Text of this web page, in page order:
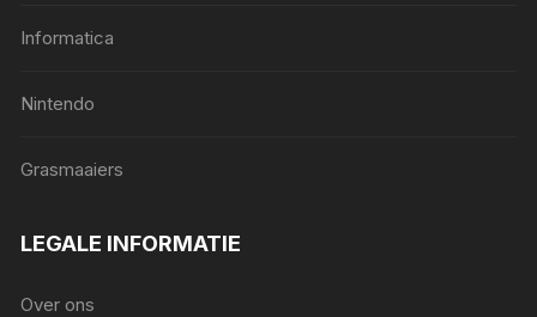
Informatica
Nintendo
Grasmaaiers
LEGALE INFORMATIE
Over ons